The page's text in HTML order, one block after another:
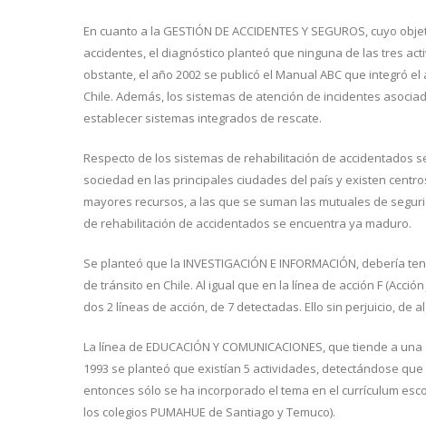
En cuanto a la GESTIÓN DE ACCIDENTES Y SEGUROS,
accidentes, el diagnóstico planteó que ninguna de las tres
obstante, el año 2002 se publicó el Manual ABC que integró
Chile. Además, los sistemas de atención de incidentes
establecer sistemas integrados de rescate.
Respecto de los sistemas de rehabilitación de accidentados
sociedad en las principales ciudades del país y existen
mayores recursos, a las que se suman las mutuales de
de rehabilitación de accidentados se encuentra ya maduro.
Se planteó que la INVESTIGACIÓN E INFORMACIÓN,
de tránsito en Chile. Al igual que en la línea de acción F
dos 2 líneas de acción, de 7 detectadas. Ello sin perjuicio, de
La línea de EDUCACIÓN Y COMUNICACIONES, que tiende
1993 se planteó que existían 5 actividades, detectándose
entonces sólo se ha incorporado el tema en el currículum
los colegios PUMAHUE de Santiago y Temuco).